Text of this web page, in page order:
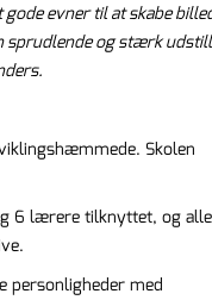
evner til at skabe
sprudlende og stærk
Skolen
6 lærere tilknyttet, og
personligheder med